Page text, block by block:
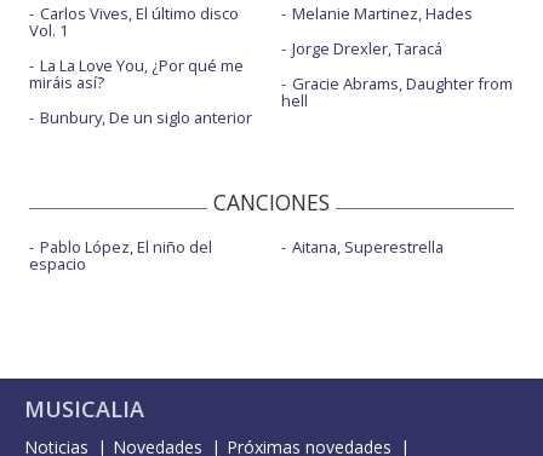
Carlos Vives, El último disco
Vol. 1
La La Love You, ¿Por qué me
miráis así?
Bunbury, De un siglo anterior
Melanie Martinez, Hades
Jorge Drexler, Taracá
Gracie Abrams, Daughter from
hell
CANCIONES
Pablo López, El niño del
espacio
Aitana, Superestrella
MUSICALIA
Noticias Novedades
Próximas novedades